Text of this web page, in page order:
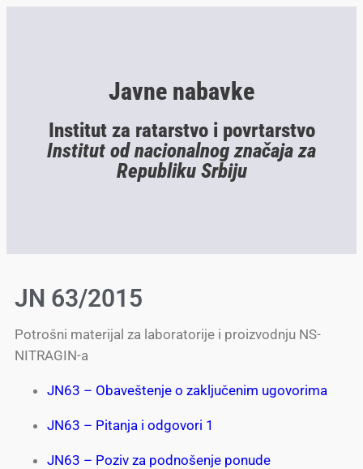
Javne nabavke
Institut za ratarstvo i povrtarstvo
Institut od nacionalnog značaja za
Republiku Srbiju
JN 63/2015
Potrošni materijal za laboratorije i proizvodnju NS-
NITRAGIN-a
JN63 – Obaveštenje o zaključenim ugovorima
JN63 – Pitanja i odgovori 1
JN63 – Poziv za podnošenje ponude